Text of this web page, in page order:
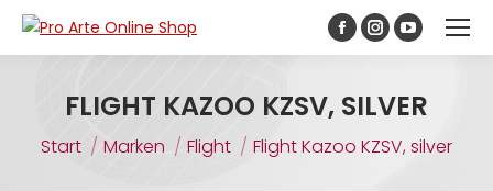
springen
FLIGHT KAZOO KZSV, SILVER
Sie befinden sich hier:
Start Marken Flight Flight Kazoo KZSV, silver